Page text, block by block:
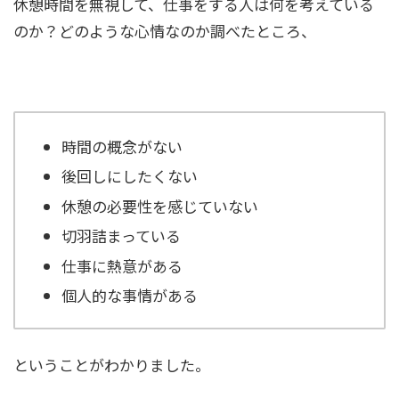
のか？どのような心情なのか調べたところ、
時間の概念がない
後回しにしたくない
休憩の必要性を感じていない
切羽詰まっている
仕事に熱意がある
個人的な事情がある
ということがわかりました。